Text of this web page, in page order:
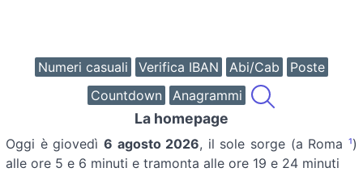
Numeri casuali Verifica IBAN Abi/Cab
Poste
Countdown
Anagrammi
La homepage
Oggi ègiovedì 6 agosto 2026, il sole sorge (a Roma¹)
alle ore 5 e 6 minuti e tramonta alle ore 19 e 24 minuti